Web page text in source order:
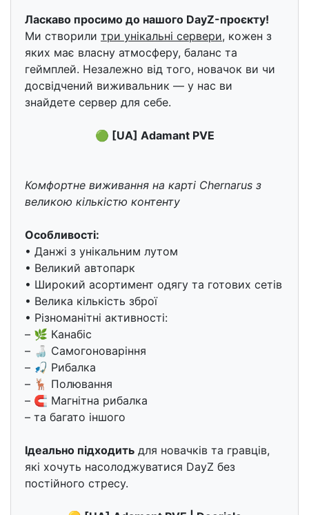
Ласкаво просимо до нашого DayZ-проєкту!
Ми створили три унікальні сервери, кожен з
яких має власну атмосферу, баланс та
геймплей. Незалежно від того, новачок ви чи
досвідчений виживальник — у нас ви
знайдете сервер для себе.
🟢 [UA] Adamant PVE
Комфортне виживання на карті Chernarus з
великою кількістю контенту
Особливості:
• Данжі з унікальним лутом
• Великий автопарк
• Широкий асортимент одягу та готових сетів
• Велика кількість зброї
• Різноманітні активності:
– 🌿 Канабіс
– 🍶 Самогоноваріння
– 🎣 Рибалка
– 🦌 Полювання
– 🧲 Магнітна рибалка
– та багато іншого
Ідеально підходить для новачків та гравців,
які хочуть насолоджуватися DayZ без
постійного стресу.